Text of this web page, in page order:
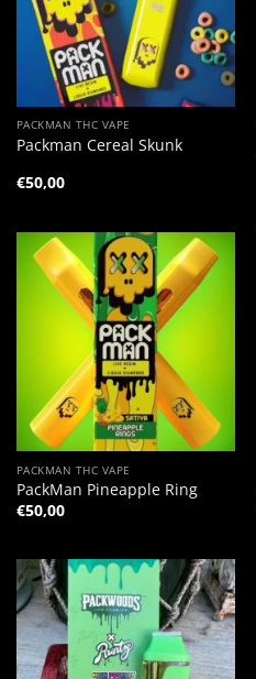
PACKMAN THC VAPE
Packman Cereal Skunk
€50,00
PACKMAN THC VAPE
PackMan Pineapple Ring
€50,00